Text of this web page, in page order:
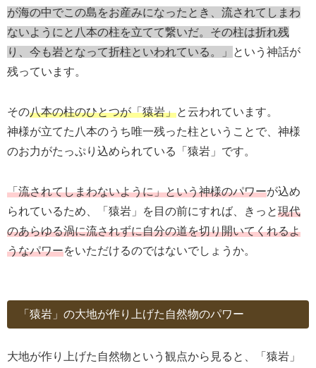
が海の中でこの島をお産みになったとき、流されてしまわ
ないようにと八本の柱を立てて繋いだ。その柱は折れ残
り、今も岩となって折柱といわれている。
」
という神話が
残っています。
その八本の柱のひとつが「猿岩」と云われています。
神様が立てた八本のうち唯一残った柱ということで、神様
のお力がたっぷり込められている「猿岩」です。
「流されてしまわないように」という神様のパワーが込め
られているため、
「猿岩」を目の前にすれば、きっと現代
のあらゆる渦に流されずに自分の道を切り開いてくれるよ
うなパワーをいただけるのではないでしょうか。
「猿岩」の大地が作り上げた自然物のパワー
大地が作り上げた自然物という観点から見ると、「猿岩」